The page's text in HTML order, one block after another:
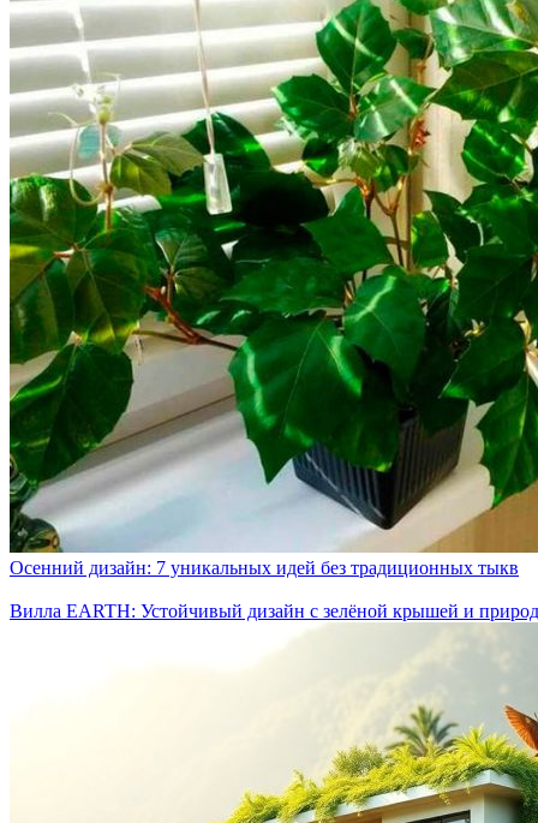
Осенний дизайн: 7 уникальных идей без традиционных тыкв
Вилла EARTH: Устойчивый дизайн с зелёной крышей и